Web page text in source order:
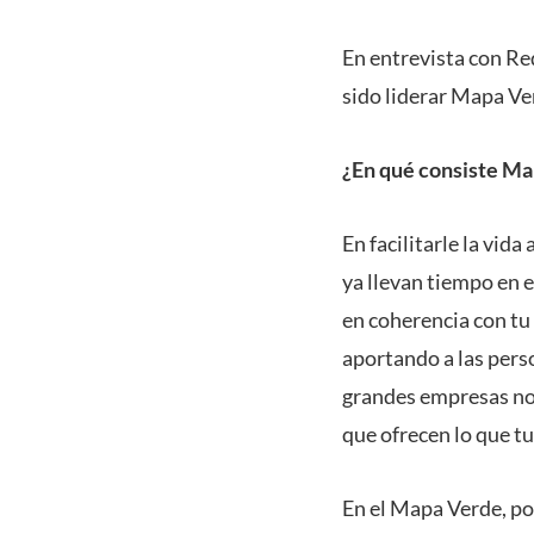
En entrevista con
sido liderar Mapa
¿En qué consiste
En facilitarle la vida
ya llevan tiempo en
en coherencia con
aportando a las
grandes empresas
que ofrecen lo que
En el Mapa Verde,